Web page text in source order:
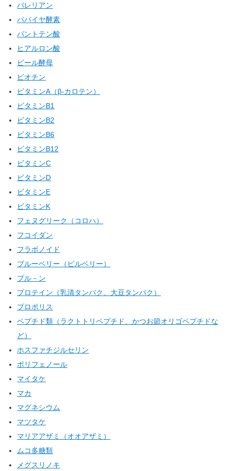
バレリアン
パパイヤ酵素
パントテン酸
ヒアルロン酸
ビール酵母
ビオチン
ビタミンA（β-カロテン）
ビタミンB1
ビタミンB2
ビタミンB6
ビタミンB12
ビタミンC
ビタミンD
ビタミンE
ビタミンK
フェヌグリーク（コロハ）
フコイダン
フラボノイド
ブルーベリー（ビルベリー）
プル－ン
プロテイン（乳清タンパク、大豆タンパク）
プロポリス
ペプチド類（ラクトトリペプチド、かつお節オリゴペプチドな
ど）
ホスファチジルセリン
ポリフェノール
マイタケ
マカ
マグネシウム
マツタケ
マリアアザミ（オオアザミ）
ムコ多糖類
メグスリノキ